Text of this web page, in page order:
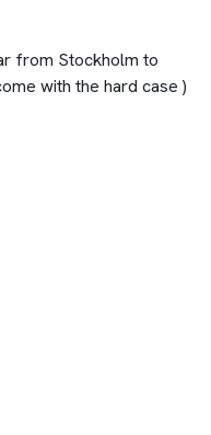
from Stockholm to
with the hard case )